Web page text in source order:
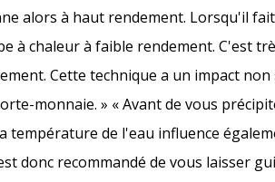
alors à haut rendement. Lorsqu'il
à chaleur à faible rendement. C'est
Cette technique a un impact
monnaie. » « Avant de vous
de l'eau influence
donc recommandé de vous laisser